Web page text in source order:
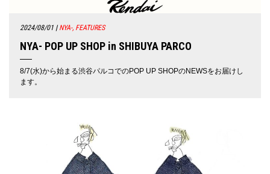
2024/08/01 | NYA-, FEATURES
NYA- POP UP SHOP in SHIBUYA PARCO
8/7(水)から始まる渋谷パルコでのPOP UP SHOPのNEWSをお届けし
ます。